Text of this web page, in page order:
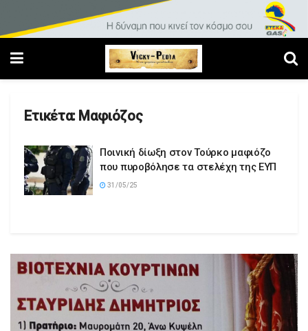
Ετικέτα: Μαφιόζος
Ποινική δίωξη στον Τούρκο μαφιόζο
που πυροβόλησε τα στελέχη της ΕΥΠ
31/05/25